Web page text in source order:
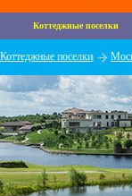
Коттеджные поселки
Коттеджные поселки